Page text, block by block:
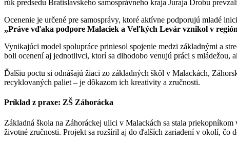
rúk predsedu Bratislavského samosprávneho kraja Juraja Drobu
Ocenenie je určené pre samosprávy, ktoré aktívne podporujú mladé
„Práve vďaka podpore Malaciek a Veľkých Levár vznikol v
Vynikajúci model spolupráce priniesol spojenie medzi základnými a
boli ocenení aj jednotlivci, ktorí sa dlhodobo venujú práci s
Ďalšiu poctu si odnášajú žiaci zo základných škôl v Malackách,
recyklovaných paliet – je dôkazom ich kreativity a zručnosti.
Príklad z praxe: ZŠ Záhorácka
Základná škola na Záhoráckej ulici v Malackách sa stala
životné zručnosti. Projekt sa rozšíril aj do ďalších zariadení v okolí, čo